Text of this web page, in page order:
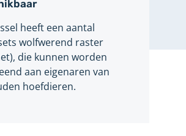
heeft een aantal
wolfwerend raster
die kunnen worden
aan eigenaren van
hoefdieren.